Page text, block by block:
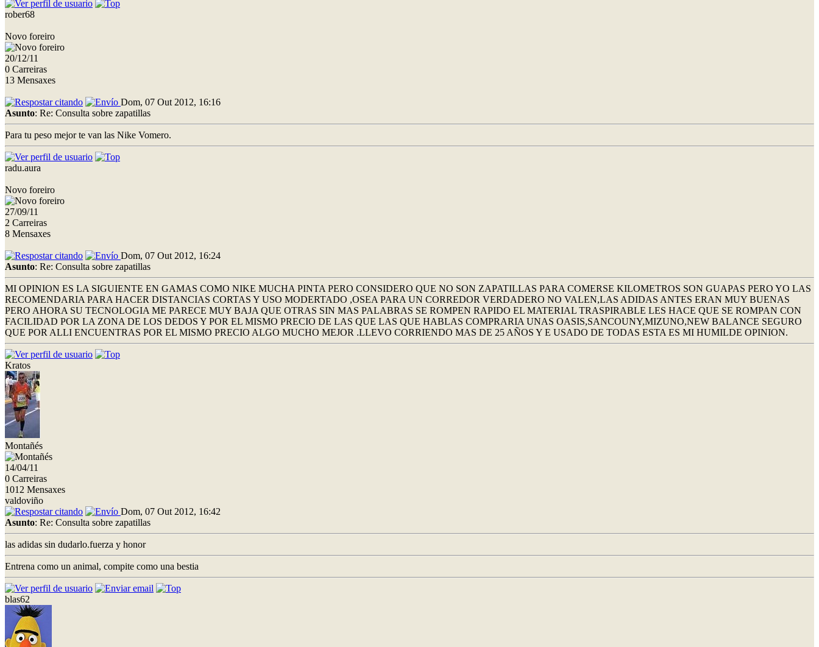
rober68
Novo foreiro
20/12/11
0 Carreiras
13 Mensaxes
Dom, 07 Out 2012, 16:16
Asunto: Re: Consulta sobre zapatillas
Para tu peso mejor te van las Nike Vomero.
radu.aura
Novo foreiro
27/09/11
2 Carreiras
8 Mensaxes
Dom, 07 Out 2012, 16:24
Asunto: Re: Consulta sobre zapatillas
MI OPINION ES LA SIGUIENTE EN GAMAS COMO NIKE MUCHA PINTA PERO CONSIDERO QUE NO SON ZAPATILLAS PARA COMERSE KILOMETROS SON GUAPAS PERO YO LAS
RECOMENDARIA PARA HACER DISTANCIAS CORTAS Y USO MODERTADO ,OSEA PARA UN CORREDOR VERDADERO NO VALEN,LAS ADIDAS ANTES ERAN MUY BUENAS
PERO AHORA SU TECNOLOGIA ME PARECE MUY BAJA QUE OTRAS SIN MAS PALABRAS SE ROMPEN RAPIDO EL MATERIAL TRASPIRABLE LES HACE QUE SE ROMPAN CON
FACILIDAD POR LA ZONA DE LOS DEDOS Y POR EL MISMO PRECIO DE LAS QUE LAS QUE HABLAS COMPRARIA UNAS OASIS,SANCOUNY,MIZUNO,NEW BALANCE SEGURO
QUE POR ALLI ENCUENTRAS POR EL MISMO PRECIO ALGO MUCHO MEJOR .LLEVO CORRIENDO MAS DE 25 AÑOS Y E USADO DE TODAS ESTA ES MI HUMILDE OPINION.
Kratos
Montañés
14/04/11
0 Carreiras
1012 Mensaxes
valdoviño
Dom, 07 Out 2012, 16:42
Asunto: Re: Consulta sobre zapatillas
las adidas sin dudarlo.fuerza y honor
Entrena como un animal, compite como una bestia
blas62